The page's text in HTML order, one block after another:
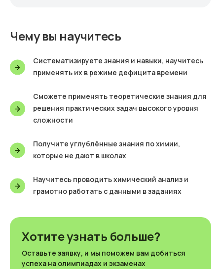
Чему вы научитесь
Систематизируете знания и навыки, научитесь
применять их в режиме дефицита времени
Сможете применять теоретические знания для
решения практических задач высокого уровня
сложности
Получите углублённые знания по химии,
которые не дают в школах
Научитесь проводить химический анализ и
грамотно работать с данными в заданиях
Хотите узнать больше?
Оставьте заявку, и мы поможем вам добиться
успеха на олимпиадах и экзаменах